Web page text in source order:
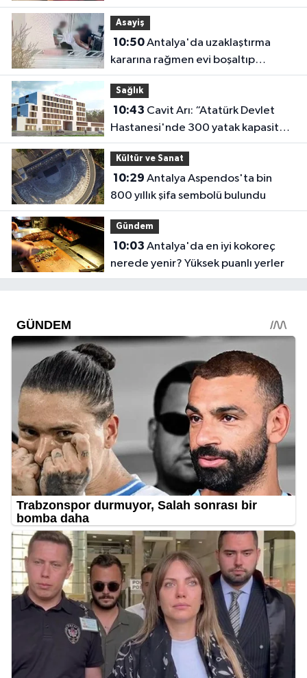
Asayiş
10:50Antalya'da uzaklaştırma
kararına rağmen evi boşaltıp
götürdü
Sağlık
10:43
Hastanesi'nde 300 yatak kapasitesi
yetersiz”
Kültür ve Sanat
10:29
800 yıllık şifa sembolü bulundu
Gündem
10:03
nerede yenir? Yüksek puanlı yerler